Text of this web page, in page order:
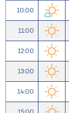
10:00
11:00
12:00
13:00
14:00